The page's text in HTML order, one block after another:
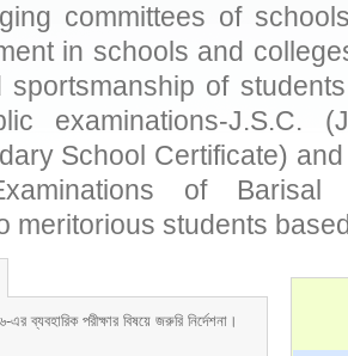
committees of
in schools and
sportsmanship of
examinations-J.S.C.
School Certificate)
of
meritorious students
ব্যবহারিক পরীক্ষার বিষয়ে জরুরি নির্দেশনা।